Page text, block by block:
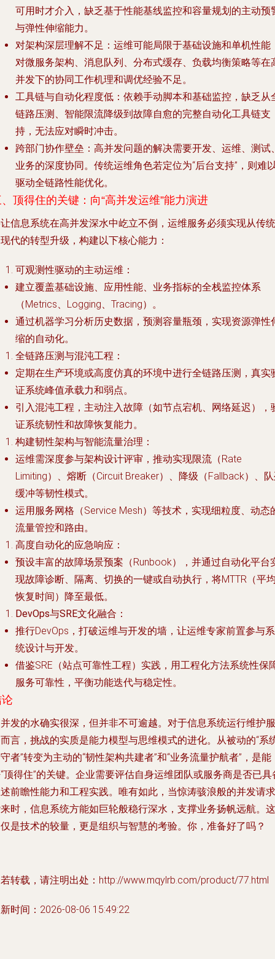
可用时才介入，缺乏基于性能基线监控和容量规划的主动预
与弹性伸缩能力。
对架构深层理解不足 ：运维可能局限于基础设施和单机性能
对微服务架构、消息队列、分布式缓存、负载均衡策略等在
并发下的协同工作机理和调优经验不足。
工具链与自动化程度低 ：依赖手动脚本和基础监控，缺乏从
链路压测、智能限流降级到故障自愈的完整自动化工具链支
持，无法应对瞬时冲击。
跨部门协作壁垒 ：高并发问题的解决需要开发、运维、测试
业务的深度协同。传统运维角色若定位为“后台支持”，则难
驱动全链路性能优化。
顶得住的关键：向“高并发运维”能力演进
信息系统在高并发深水中屹立不倒，运维服务必须实现从传统
代的转型升级，构建以下核心能力：
可观测性驱动的主动运维 ：
建立覆盖基础设施、应用性能、业务指标的全栈监控体系
（Metrics、Logging、Tracing）。
通过机器学习分析历史数据，预测容量瓶颈，实现资源弹性
缩的自动化。
全链路压测与混沌工程 ：
定期在生产环境或高度仿真的环境中进行全链路压测，真实
证系统峰值承载力和弱点。
引入混沌工程，主动注入故障（如节点宕机、网络延迟），
证系统韧性和故障恢复能力。
构建韧性架构与智能流量治理 ：
运维需深度参与架构设计评审，推动实现限流（Rate
Limiting）、熔断（Circuit Breaker）、降级（Fallback）、
缓冲等韧性模式。
运用服务网格（Service Mesh）等技术，实现细粒度、动态
流量管控和路由。
高度自动化的应急响应 ：
预设丰富的故障场景预案（Runbook），并通过自动化平台
现故障诊断、隔离、切换的一键或自动执行，将MTTR（平
恢复时间）降至最低。
DevOps与SRE文化融合 ：
推行DevOps，打破运维与开发的墙，让运维专家前置参与系
统设计与开发。
借鉴SRE（站点可靠性工程）实践，用工程化方法系统性保
服务可靠性，平衡功能迭代与稳定性。
发的水确实很深，但并非不可逾越。对于信息系统运行维护服
言，挑战的实质是能力模型与思维模式的进化。从被动的“系
者”转变为主动的“韧性架构共建者”和“业务流量护航者”，是能
顶得住”的关键。企业需要评估自身运维团队或服务商是否已具
前瞻性能力和工程实践。唯有如此，当惊涛骇浪般的并发请求
时，信息系统方能如巨轮般稳行深水，支撑业务扬帆远航。这
是技术的较量，更是组织与智慧的考验。你，准备好了吗？
转载，请注明出处：http://www.mqylrb.com/product/77.html
时间：2026-08-06 15:49:22